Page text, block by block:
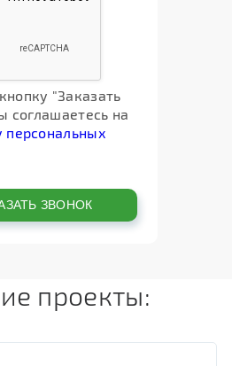
"Заказать
соглашаетесь на
персональных
проекты: